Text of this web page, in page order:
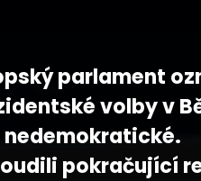
parlament
volby v
pokračující